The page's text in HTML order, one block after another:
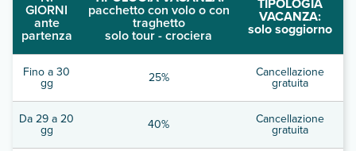
GIORNI
ante
partenza
pacchetto con volo o con
traghetto
solo tour - crociera
VACANZA:
solo soggiorno
Fino a 30
gg 25% Cancellazione
gratuita
Da 29 a 20
gg 40% Cancellazione
gratuita